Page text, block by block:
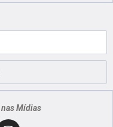
Mídias